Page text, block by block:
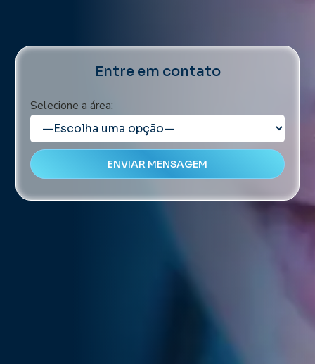
Entre em contato
Selecione a área: